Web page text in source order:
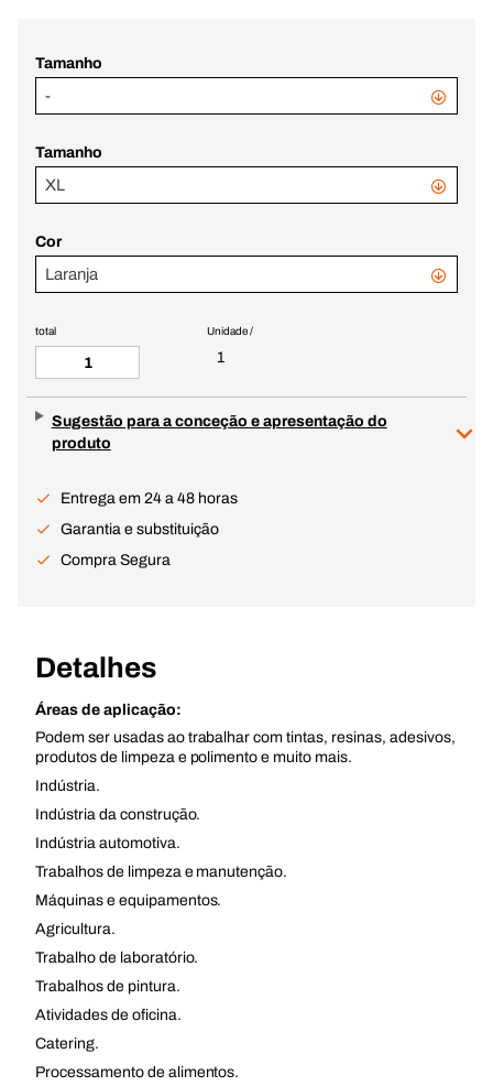
Tamanho
-
Tamanho
XL
Cor
Laranja
Unidade /
1
total
Sugestão para a conceção e apresentação do
produto
Entrega em 24 a 48 horas
Garantia e substituição
Compra Segura
Detalhes
Áreas de aplicação:
Podem ser usadas ao trabalhar com tintas, resinas, adesivos,
produtos de limpeza e polimento e muito mais.
Indústria.
Indústria da construção.
Indústria automotiva.
Trabalhos de limpeza e manutenção.
Máquinas e equipamentos.
Agricultura.
Trabalho de laboratório.
Trabalhos de pintura.
Atividades de oficina.
Catering.
Processamento de alimentos.